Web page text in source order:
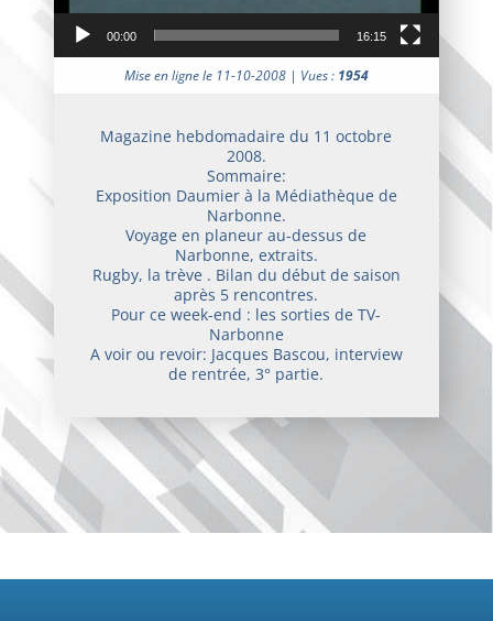
00:00 16:15
Mise en ligne le 11-10-2008 | Vues : 1954
Magazine hebdomadaire du 11 octobre
2008.
Sommaire:
Exposition Daumier à la Médiathèque de
Narbonne.
Voyage en planeur au-dessus de
Narbonne, extraits.
Rugby, la trève . Bilan du début de saison
après 5 rencontres.
Pour ce week-end : les sorties de TV-
Narbonne
A voir ou revoir: Jacques Bascou, interview
de rentrée, 3° partie.